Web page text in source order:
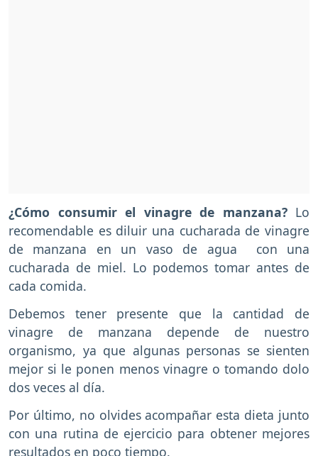
¿Cómo consumir el vinagre de manzana?Lo
recomendable es diluir una cucharada de vinagre
de manzana en un vaso de agua con una
cucharada de miel. Lo podemos tomar antes de
cada comida.
Debemos tener presente que la cantidad de
vinagre de manzana depende de nuestro
organismo, ya que algunas personas se sienten
mejor si le ponen menos vinagre o tomando dolo
dos veces al día.
Por último, no olvides acompañar esta dieta junto
con una rutina de ejercicio para obtener mejores
resultados en poco tiempo.